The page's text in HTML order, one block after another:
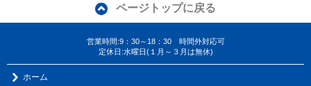
ページトップに戻る
営業時間:9：30～18：30 時間外対応可
定休日:水曜日(１月～３月は無休)
ホーム